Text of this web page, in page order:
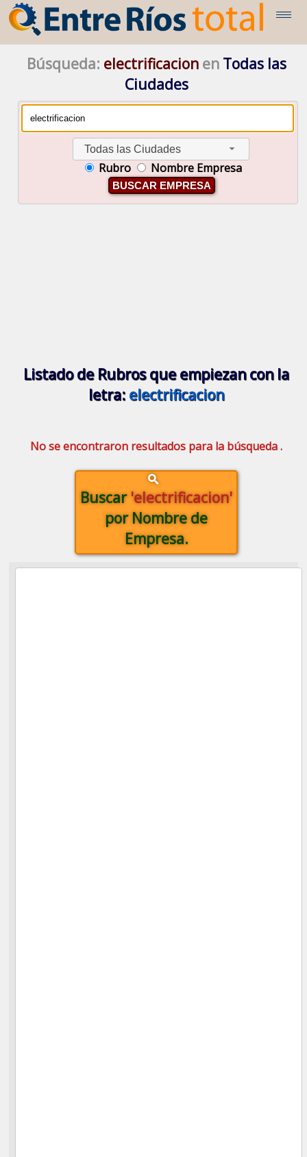
Búsqueda: electrificacion en Todas las
Ciudades
Todas las Ciudades
Rubro Nombre Empresa
BUSCAR EMPRESA
Listado de Rubros que empiezan con la
letra: electrificacion
No se encontraron resultados para la búsqueda .
Buscar'electrificacion'
por Nombre de
Empresa.